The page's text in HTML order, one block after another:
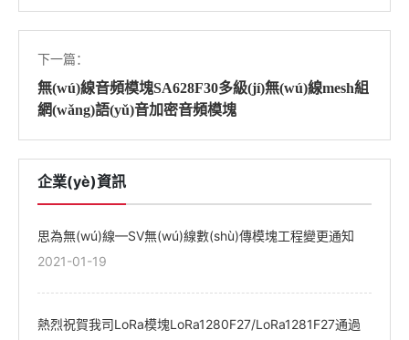
下一篇：
無(wú)線音頻模塊SA628F30多級(jí)無(wú)線mesh組
網(wǎng)語(yǔ)音加密音頻模塊
企業(yè)資訊
思為無(wú)線—SV無(wú)線數(shù)傳模塊工程變更通知
2021-01-19
熱烈祝賀我司LoRa模塊LoRa1280F27/LoRa1281F27通過